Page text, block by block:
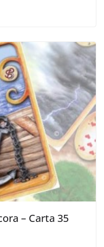
– Carta 35